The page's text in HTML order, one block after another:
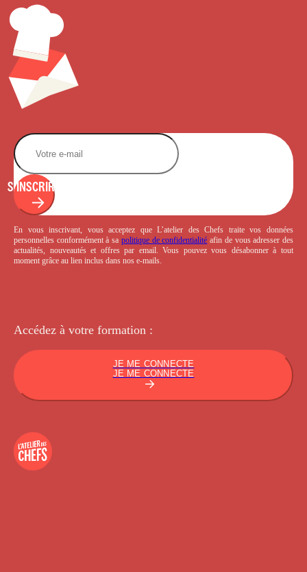
S'INSCRIRE
En vous inscrivant, vous acceptez que L’atelier des Chefs traite vos données
personnelles conformément à sa politique de confidentialité afin de vous adresser des
actualités, nouveautés et offres par email. Vous pouvez vous désabonner à tout
moment grâce au lien inclus dans nos e-mails.
Accédez à votre formation :
JE ME CONNECTE
JE ME CONNECTE